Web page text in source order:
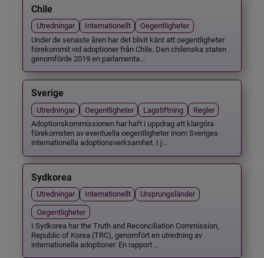
Chile
Utredningar Internationellt
Oegentligheter
Under de senaste åren har det blivit känt att oegentligheter
förekommit vid adoptioner från Chile. Den chilenska staten
genomförde 2019 en parlamenta...
Sverige
Utredningar Oegentligheter Lagstiftning
Regler
Adoptionskommissionen har haft i uppdrag att klargöra
förekomsten av eventuella oegentligheter inom Sveriges
internationella adoptionsverksamhet. I j...
Sydkorea
Utredningar Internationellt
Ursprungsländer
Oegentligheter
I Sydkorea har the Truth and Reconciliation Commission,
Republic of Korea (TRC), genomfört en utredning av
internationella adoptioner. En rapport ...